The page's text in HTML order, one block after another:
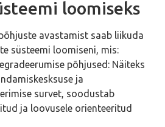
loomiseks
avastamist saab liikuda
süsteemi loomiseni, mis:
põhjused: Näiteks
ja
survet, soodustab
ja loovusele orienteeritud